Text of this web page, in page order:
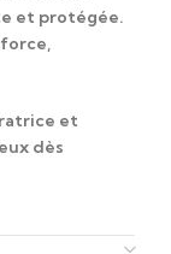
et protégée.
force,
et
dès